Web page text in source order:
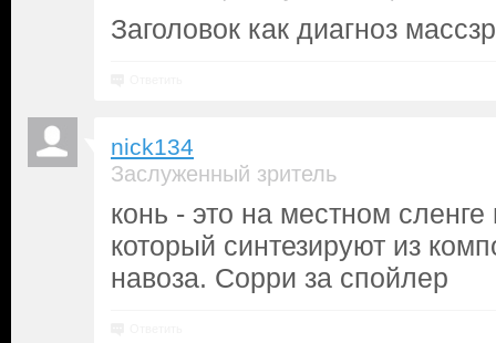
Заголовок как диагноз
nick134
Заслуженный зритель
конь - это на местном
который синтезируют из
навоза. Сорри за спойлер